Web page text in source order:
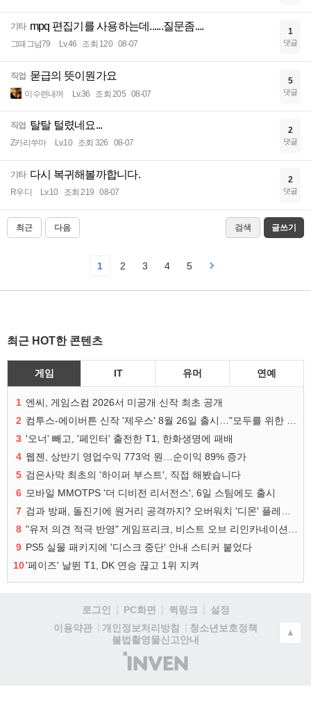
기타 mpq 편집기를 사용하는데......질문좀....
그때그넘79 Lv.46 조회 120 08-07
1
댓글
직업 묻급의 뜻이뭔가요
이수련내꺼 Lv.36 조회 205 08-07
5
댓글
직업 탈탈 털렸네요...
Z카리쑤마 Lv.10 조회 326 08-07
2
댓글
기타 다시 복귀해볼까합니다.
R우디 Lv.10 조회 219 08-07
2
댓글
최근 다음 검색 글쓰기
1 2 3 4 5
최근 HOT한 콘텐츠
게임 IT 유머 연예
1 엔씨, 게임스컴 2026서 미공개 신작 최초 공개
2
3 '오너' 빼고, '페인터' 출전한 T1, 한화생명에 패배
4 웹젠, 상반기 영업수익 773억 원…순이익 89% 증가
5 검은사막 최초의 '하이퍼 부스트', 직접 해봤습니다
6 모바일 MMOTPS '더 디비전 리서전스', 6일 스팀에도 출시
7
8
9 PS5 실물 패키지에 '디스크 중단' 안내 스티커 붙었다
10'페이즈' 날뛴 T1, DK 연승 끊고 1위 지켜
로그인 PC화면 퀵링크
설정
이용약관
개인정보처리방침
청소년보호정책
불법촬영물신고안내
(주)
인
▲